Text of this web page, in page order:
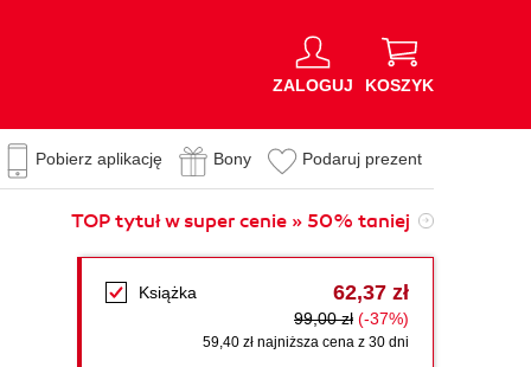
ZALOGUJ KOSZYK
Pobierz aplikację Bony Podaruj prezent
TOP tytuł w super cenie » 50% taniej
Książka 62,37 zł
99,00 zł (-37%)
59,40 zł najniższa cena z 30 dni